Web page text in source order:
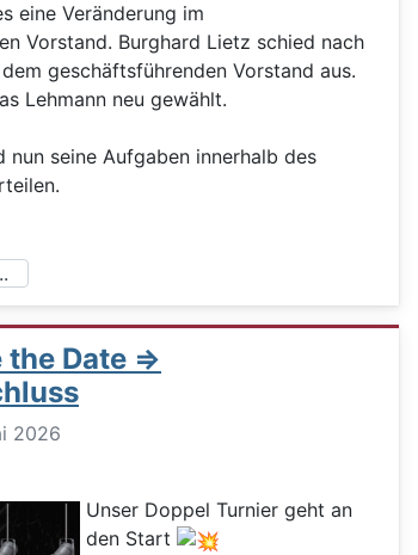
eine Veränderung im
Vorstand. Burghard Lietz schied nach
geschäftsführenden Vorstand aus.
Lehmann neu gewählt.
nun seine Aufgaben innerhalb des
Date =>
2026
Unser Doppel Turnier geht an
den Start